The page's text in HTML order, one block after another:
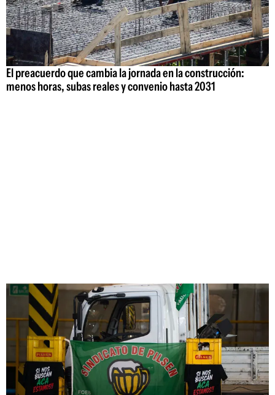
El preacuerdo que cambia la jornada en la construcción:
menos horas, subas reales y convenio hasta 2031